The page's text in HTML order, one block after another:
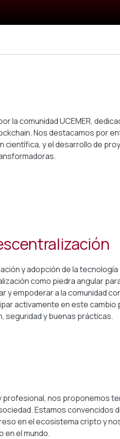
la comunidad UCEMER,
Nos destacamos por
científica, y el desarrollo de
y adopción de la
como piedra angular
y empoderar a la comunidad
activamente en este cambio
seguridad y buenas prácticas.
profesional, nos proponemos
Estamos convencidos
en el ecosistema cripto y
en el mundo.